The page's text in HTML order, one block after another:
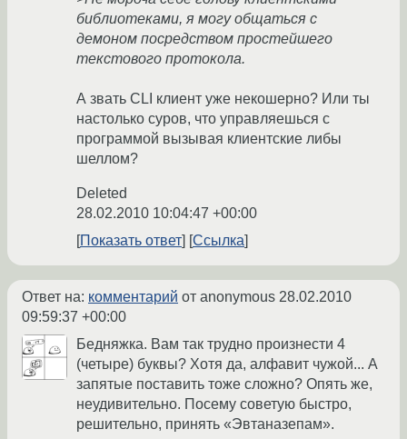
библиотеками, я могу общаться с
демоном посредством простейшего
текстового протокола.
А звать CLI клиент уже некошерно? Или ты
настолько суров, что управляешься с
программой вызывая клиентские либы
шеллом?
Deleted
28.02.2010 10:04:47 +00:00
Показать ответ
Ссылка
Ответ на: комментарий от anonymous 28.02.2010
09:59:37 +00:00
Бедняжка. Вам так трудно произнести 4
(четыре) буквы? Хотя да, алфавит чужой... А
запятые поставить тоже сложно? Опять же,
неудивительно. Посему советую быстро,
решительно, принять «Эвтаназепам».